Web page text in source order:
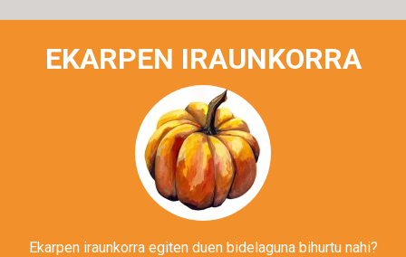
EKARPEN IRAUNKORRA
Ekarpen iraunkorra egiten duen bidelaguna bihurtu nahi?